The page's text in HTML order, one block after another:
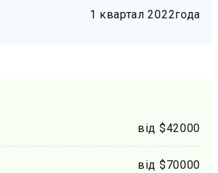
1 квартал 2022года
від $42000
від $70000